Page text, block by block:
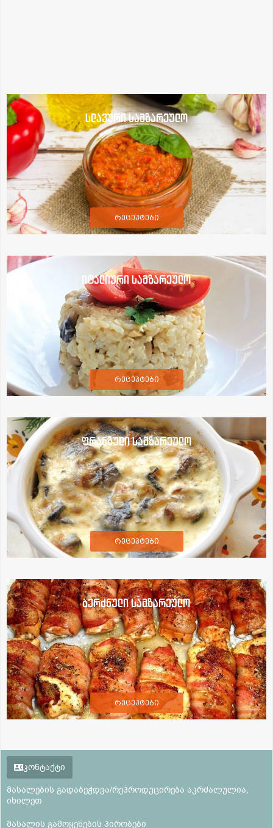
სლავური სამზარეულო
რეცეპტები
იტალიური სამზარეულო
რეცეპტები
ფრანგული სამზარეულო
რეცეპტები
ბერძნული სამზარეულო
რეცეპტები
კონტაქტი
მასალების გადაბეჭდვა/რეპროდუცირება აკრძალულია,
იხილეთ
მასალის გამოყენების პირობები